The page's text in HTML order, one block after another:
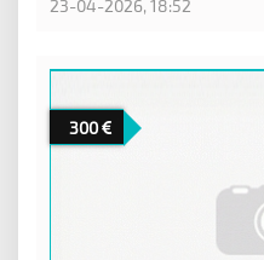
23-04-2026, 18:52
300